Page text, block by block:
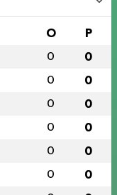
O P
0 0
0 0
0 0
0 0
0 0
0 0